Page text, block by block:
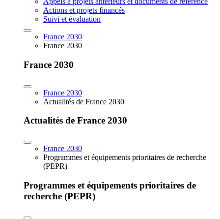
Actions et projets financés
Suivi et évaluation
France 2030
France 2030
France 2030
France 2030
Actualités de France 2030
Actualités de France 2030
France 2030
Programmes et équipements prioritaires de recherche
(PEPR)
Programmes et équipements prioritaires de
recherche (PEPR)